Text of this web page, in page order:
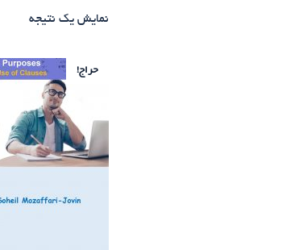
نمایش یک نتیجه
حراج!